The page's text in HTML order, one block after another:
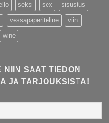
seksi sex sisustus
vessapaperiteline viini
wine
SAAT TIEDON
JA TARJOUKSISTA!